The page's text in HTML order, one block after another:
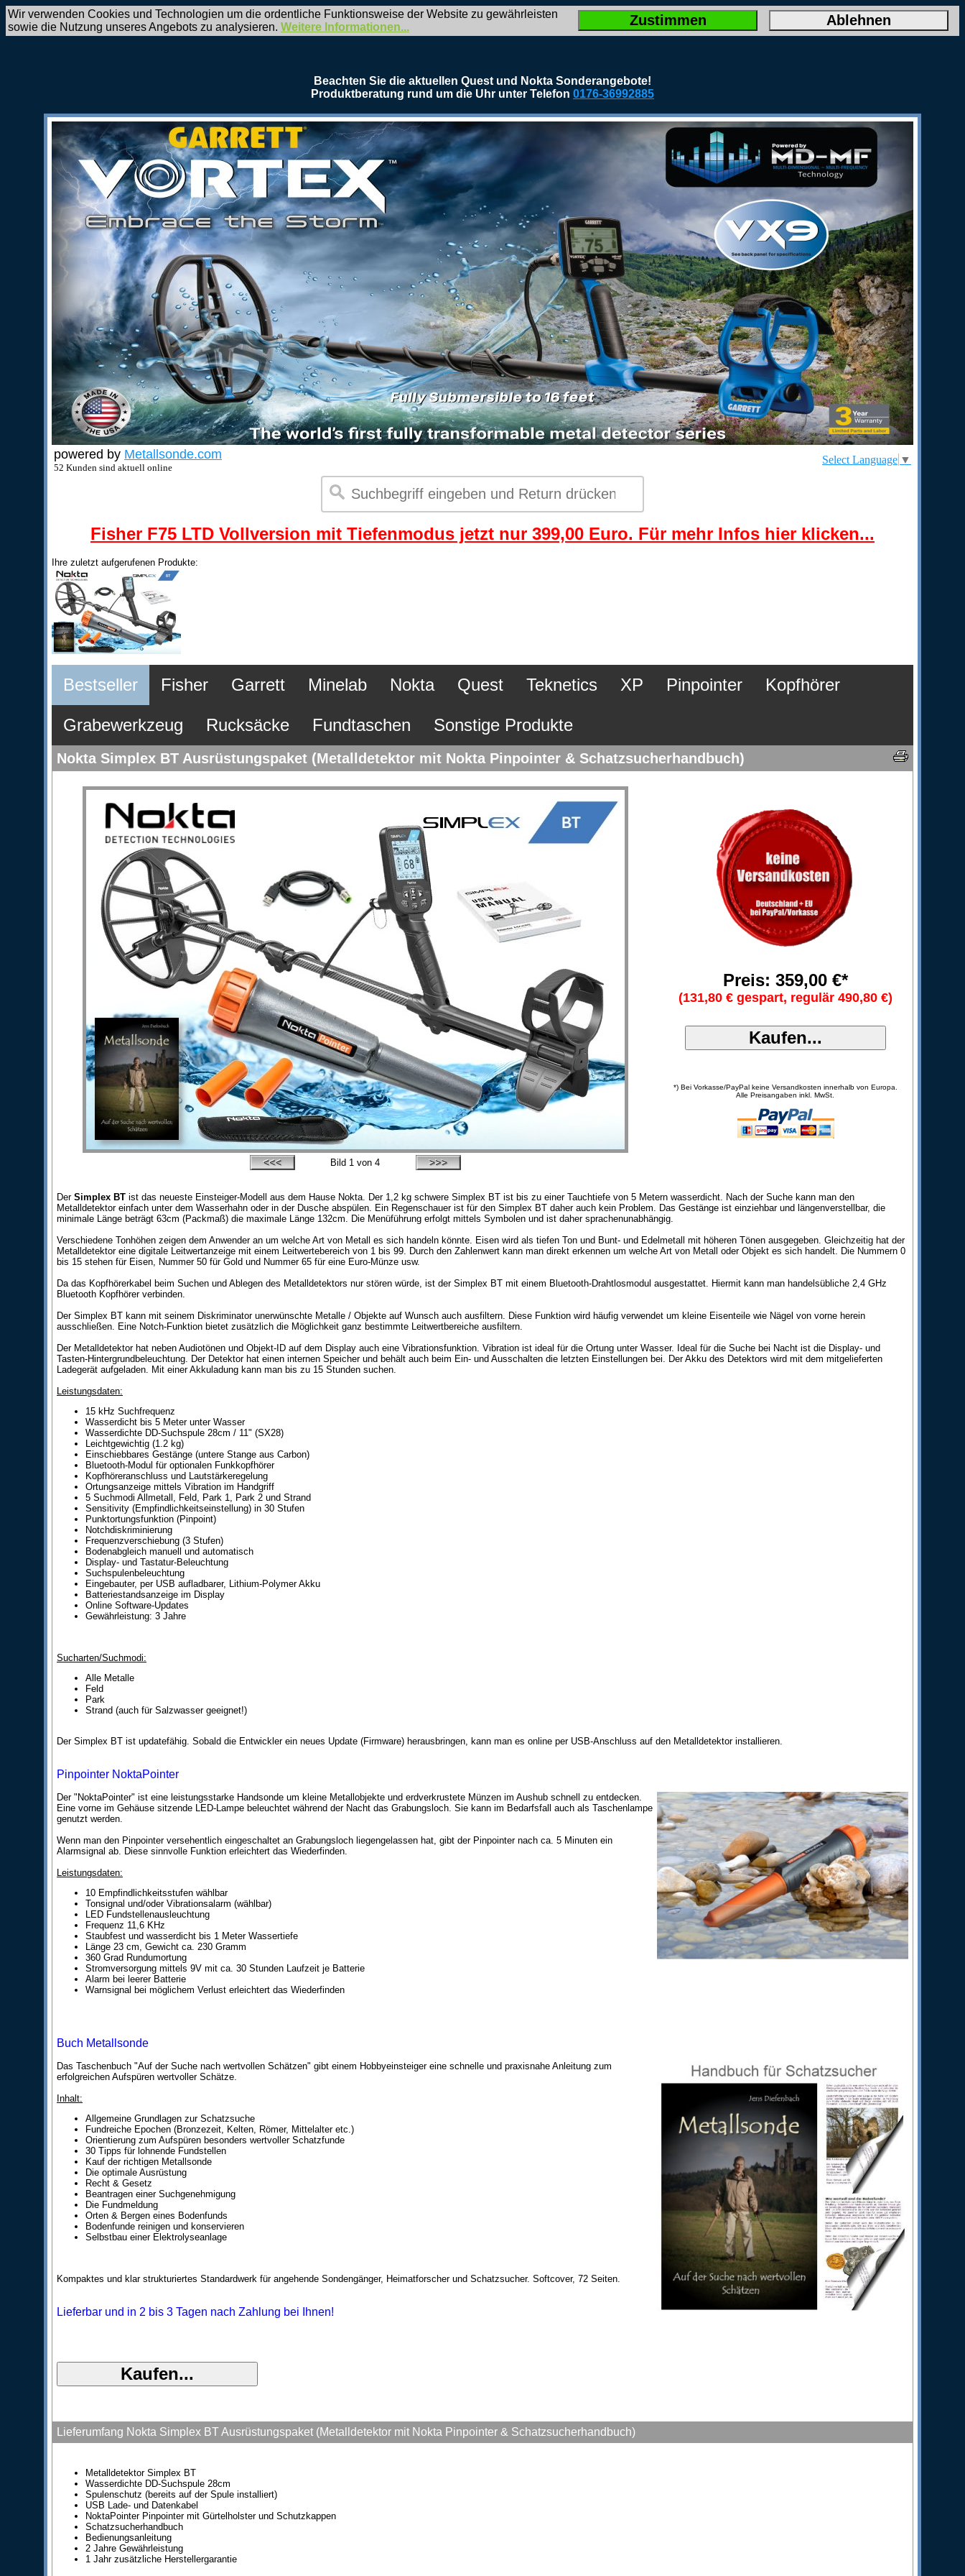
Wir verwenden Cookies und Technologien um die ordentliche Funktionsweise der Website zu gewährleisten
sowie die Nutzung unseres Angebots zu analysieren. Weitere Informationen... Zustimmen Ablehnen
Beachten Sie die aktuellen Quest und Nokta Sonderangebote!
Produktberatung rund um die Uhr unter Telefon 0176-36992885
powered by Metallsonde.com
52 Kunden sind aktuell online
Select Language ▼
Fisher F75 LTD Vollversion mit Tiefenmodus jetzt nur 399,00 Euro. Für mehr Infos hier klicken...
Ihre zuletzt aufgerufenen Produkte:
Bestseller Fisher Garrett Minelab Nokta Quest Teknetics XP Pinpointer Kopfhörer
Grabewerkzeug Rucksäcke Fundtaschen Sonstige Produkte
Nokta Simplex BT Ausrüstungspaket (Metalldetektor mit Nokta Pinpointer & Schatzsucherhandbuch)
Bild 1 von 4
Preis: 359,00 €*
(131,80 € gespart, regulär 490,80 €)
*) Bei Vorkasse/PayPal keine Versandkosten innerhalb von Europa.
Alle Preisangaben inkl. MwSt.
Der Simplex BT ist das neueste Einsteiger-Modell aus dem Hause Nokta. Der 1,2 kg schwere Simplex BT ist bis zu einer Tauchtiefe von 5 Metern wasserdicht. Nach der Suche kann man den
Metalldetektor einfach unter dem Wasserhahn oder in der Dusche abspülen. Ein Regenschauer ist für den Simplex BT daher auch kein Problem. Das Gestänge ist einziehbar und längenverstellbar, die
minimale Länge beträgt 63cm (Packmaß) die maximale Länge 132cm. Die Menüführung erfolgt mittels Symbolen und ist daher sprachenunabhängig.
Verschiedene Tonhöhen zeigen dem Anwender an um welche Art von Metall es sich handeln könnte. Eisen wird als tiefen Ton und Bunt- und Edelmetall mit höheren Tönen ausgegeben. Gleichzeitig hat der
Metalldetektor eine digitale Leitwertanzeige mit einem Leitwertebereich von 1 bis 99. Durch den Zahlenwert kann man direkt erkennen um welche Art von Metall oder Objekt es sich handelt. Die Nummern 0
bis 15 stehen für Eisen, Nummer 50 für Gold und Nummer 65 für eine Euro-Münze usw.
Da das Kopfhörerkabel beim Suchen und Ablegen des Metalldetektors nur stören würde, ist der Simplex BT mit einem Bluetooth-Drahtlosmodul ausgestattet. Hiermit kann man handelsübliche 2,4 GHz
Bluetooth Kopfhörer verbinden.
Der Simplex BT kann mit seinem Diskriminator unerwünschte Metalle / Objekte auf Wunsch auch ausfiltern. Diese Funktion wird häufig verwendet um kleine Eisenteile wie Nägel von vorne herein
ausschließen. Eine Notch-Funktion bietet zusätzlich die Möglichkeit ganz bestimmte Leitwertbereiche ausfiltern.
Der Metalldetektor hat neben Audiotönen und Objekt-ID auf dem Display auch eine Vibrationsfunktion. Vibration ist ideal für die Ortung unter Wasser. Ideal für die Suche bei Nacht ist die Display- und
Tasten-Hintergrundbeleuchtung. Der Detektor hat einen internen Speicher und behält auch beim Ein- und Ausschalten die letzten Einstellungen bei. Der Akku des Detektors wird mit dem mitgelieferten
Ladegerät aufgeladen. Mit einer Akkuladung kann man bis zu 15 Stunden suchen.
Leistungsdaten:
15 kHz Suchfrequenz
Wasserdicht bis 5 Meter unter Wasser
Wasserdichte DD-Suchspule 28cm / 11" (SX28)
Leichtgewichtig (1.2 kg)
Einschiebbares Gestänge (untere Stange aus Carbon)
Bluetooth-Modul für optionalen Funkkopfhörer
Kopfhöreranschluss und Lautstärkeregelung
Ortungsanzeige mittels Vibration im Handgriff
5 Suchmodi Allmetall, Feld, Park 1, Park 2 und Strand
Sensitivity (Empfindlichkeitseinstellung) in 30 Stufen
Punktortungsfunktion (Pinpoint)
Notchdiskriminierung
Frequenzverschiebung (3 Stufen)
Bodenabgleich manuell und automatisch
Display- und Tastatur-Beleuchtung
Suchspulenbeleuchtung
Eingebauter, per USB aufladbarer, Lithium-Polymer Akku
Batteriestandsanzeige im Display
Online Software-Updates
Gewährleistung: 3 Jahre
Sucharten/Suchmodi:
Alle Metalle
Feld
Park
Strand (auch für Salzwasser geeignet!)
Der Simplex BT ist updatefähig. Sobald die Entwickler ein neues Update (Firmware) herausbringen, kann man es online per USB-Anschluss auf den Metalldetektor installieren.
Pinpointer NoktaPointer
Der "NoktaPointer" ist eine leistungsstarke Handsonde um kleine Metallobjekte und erdverkrustete Münzen im Aushub schnell zu entdecken.
Eine vorne im Gehäuse sitzende LED-Lampe beleuchtet während der Nacht das Grabungsloch. Sie kann im Bedarfsfall auch als Taschenlampe
genutzt werden.
Wenn man den Pinpointer versehentlich eingeschaltet an Grabungsloch liegengelassen hat, gibt der Pinpointer nach ca. 5 Minuten ein
Alarmsignal ab. Diese sinnvolle Funktion erleichtert das Wiederfinden.
Leistungsdaten:
10 Empfindlichkeitsstufen wählbar
Tonsignal und/oder Vibrationsalarm (wählbar)
LED Fundstellenausleuchtung
Frequenz 11,6 KHz
Staubfest und wasserdicht bis 1 Meter Wassertiefe
Länge 23 cm, Gewicht ca. 230 Gramm
360 Grad Rundumortung
Stromversorgung mittels 9V mit ca. 30 Stunden Laufzeit je Batterie
Alarm bei leerer Batterie
Warnsignal bei möglichem Verlust erleichtert das Wiederfinden
Buch Metallsonde
Das Taschenbuch "Auf der Suche nach wertvollen Schätzen" gibt einem Hobbyeinsteiger eine schnelle und praxisnahe Anleitung zum
erfolgreichen Aufspüren wertvoller Schätze.
Inhalt:
Allgemeine Grundlagen zur Schatzsuche
Fundreiche Epochen (Bronzezeit, Kelten, Römer, Mittelalter etc.)
Orientierung zum Aufspüren besonders wertvoller Schatzfunde
30 Tipps für lohnende Fundstellen
Kauf der richtigen Metallsonde
Die optimale Ausrüstung
Recht & Gesetz
Beantragen einer Suchgenehmigung
Die Fundmeldung
Orten & Bergen eines Bodenfunds
Bodenfunde reinigen und konservieren
Selbstbau einer Elektrolyseanlage
Kompaktes und klar strukturiertes Standardwerk für angehende Sondengänger, Heimatforscher und Schatzsucher. Softcover, 72 Seiten.
Lieferbar und in 2 bis 3 Tagen nach Zahlung bei Ihnen!
Lieferumfang Nokta Simplex BT Ausrüstungspaket (Metalldetektor mit Nokta Pinpointer & Schatzsucherhandbuch)
Metalldetektor Simplex BT
Wasserdichte DD-Suchspule 28cm
Spulenschutz (bereits auf der Spule installiert)
USB Lade- und Datenkabel
NoktaPointer Pinpointer mit Gürtelholster und Schutzkappen
Schatzsucherhandbuch
Bedienungsanleitung
2 Jahre Gewährleistung
1 Jahr zusätzliche Herstellergarantie